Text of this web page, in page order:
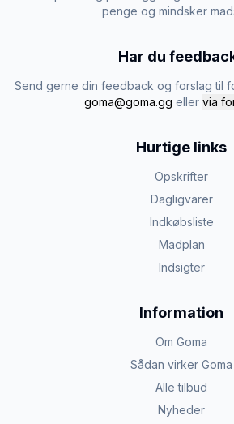
penge og mindsker
Har du
Send gerne din feedback og forslag til
goma@goma.gg eller via
Hurtige links
Opskrifter
Dagligvarer
Indkøbsliste
Madplan
Indsigter
Information
Om Goma
Sådan virker Goma
Alle tilbud
Nyheder